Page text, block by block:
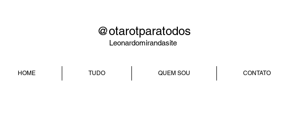
@otarotparatodos
Leonardomirandasite
HOME TUDO QUEM SOU CONTATO